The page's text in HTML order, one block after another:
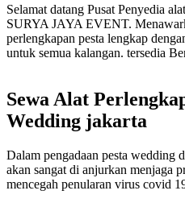
Selamat datang Pusat Penyedia
SURYA JAYA EVENT.
perlengkapan pesta lengkap
untuk semua kalangan. tersedia
Sewa Alat
Wedding jakarta
Dalam pengadaan pesta wedding
akan sangat di anjurkan menjaga
mencegah penularan virus covid